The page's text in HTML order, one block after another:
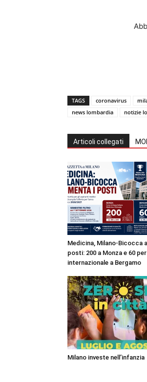
TAGS coronavirus
news lombardia
notizie
Articoli collegati
Medicina, Milano-Bicocca
posti: 200 a Monza e 60
internazionale a Bergamo
Milano investe nell’infanzia